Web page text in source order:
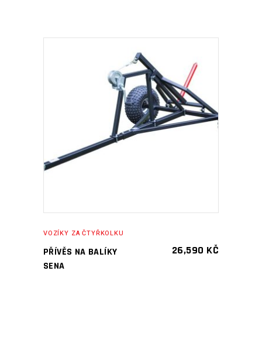
PŘIDAT DO KOŠÍKU
VOZÍKY ZA ČTYŘKOLKU
PŘÍVĚS NA BALÍKY
SENA
26,590 KČ